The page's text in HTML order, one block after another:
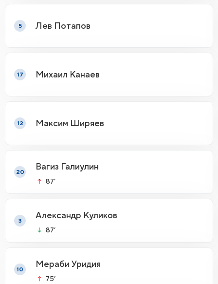
5 Лев Потапов
17 Михаил Канаев
12 Максим Ширяев
20
Вагиз Галиулин
87’
3
Александр Куликов
87’
10
Мераби Уридия
75’